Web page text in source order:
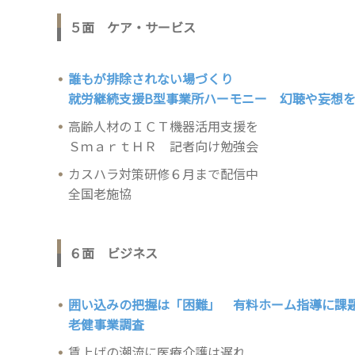
５面 ケア・サービス
誰もが排除されない場づくり
就労継続支援B型事業所ハーモニー 幻聴や妄想
高齢人材のＩＣＴ機器活用支援を
ＳｍａｒｔＨＲ 記者向け勉強会
カスハラ対策研修６月まで配信中
全国老施協
６面 ビジネス
囲い込みの把握は「困難」 有料ホーム指導に課
老健事業調査